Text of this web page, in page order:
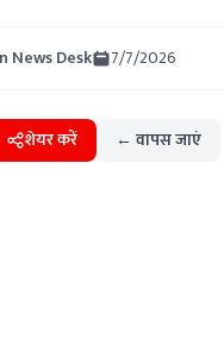
News Desk 7/7/2026
शेयर करें ← वापस जाएं